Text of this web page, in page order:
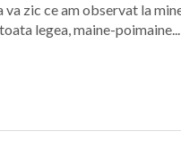
va zic ce am observat la
legea, maine-poimaine...